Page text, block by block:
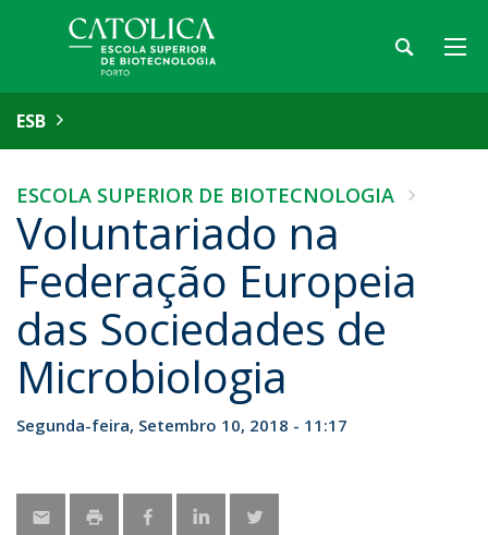
ESB
ESCOLA SUPERIOR DE BIOTECNOLOGIA
Voluntariado na
Federação Europeia
das Sociedades de
Microbiologia
Segunda-feira, Setembro 10, 2018 - 11:17